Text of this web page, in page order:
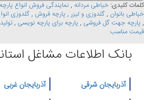
کلمات کلیدی: خیاطی مردانه , نمایندگی فروش انواع پارچه
خیاطی بانوان , گلدوزی و لیزر , پارچه فروش , گلدوزی
, پارچه جهت گل فروشی , پارچه برای پارچه نویسی ,
قیمت مناسب
بانک اطلاعات مشاغل
آذربایجان شرقی
آذربایجان غربی